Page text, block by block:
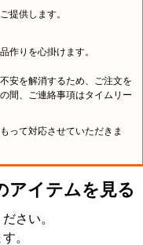
提供します。
作りを心掛けます。
安を解消するため、ご注文を
間、ご連絡事項はタイムリー
って対応させていただきま
アイテムを見る
さい。
。